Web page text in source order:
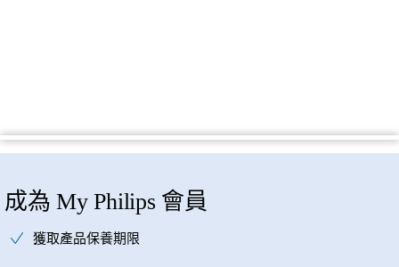
成為 My Philips 會員
獲取產品保養期限